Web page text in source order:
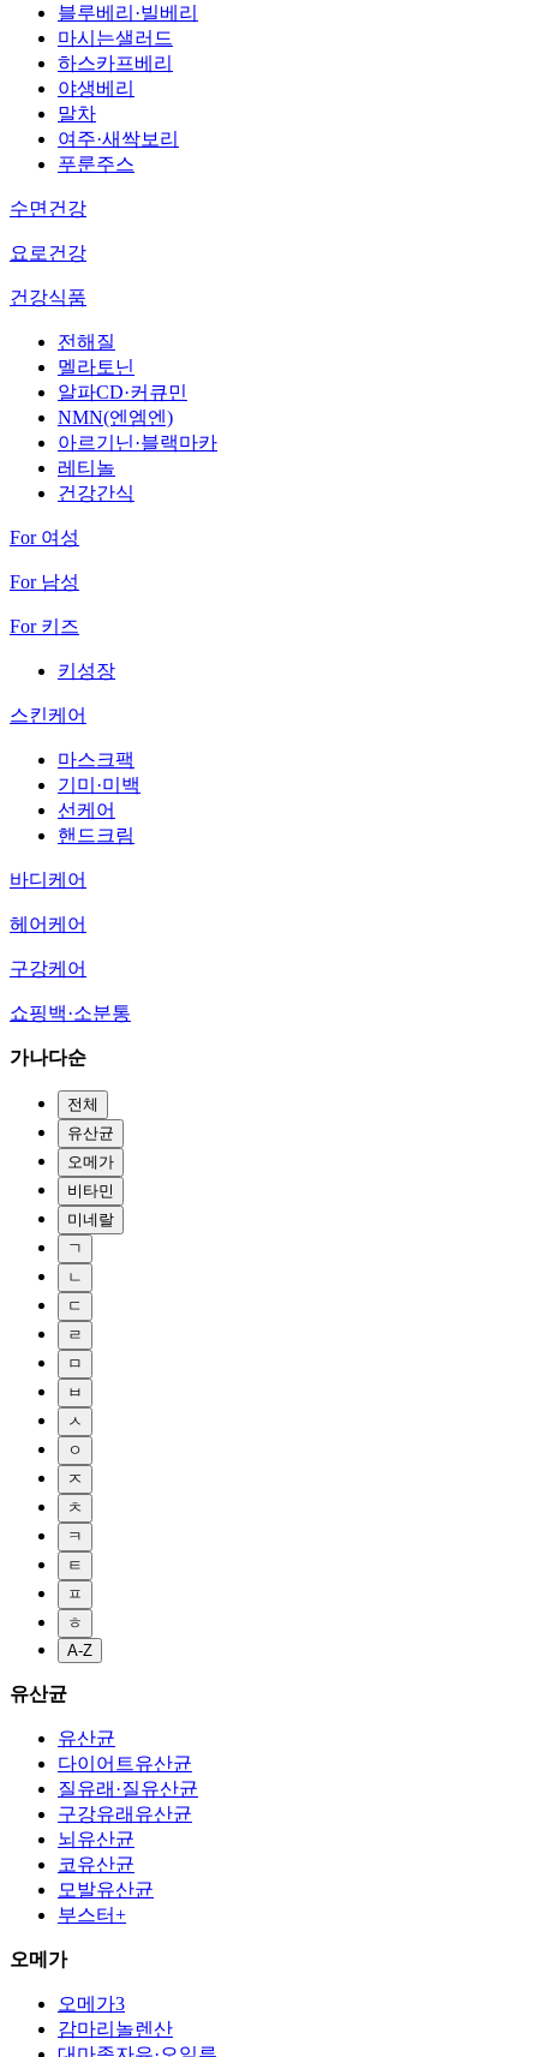
블루베리·빌베리
마시는샐러드
하스카프베리
야생베리
말차
여주·새싹보리
푸룬주스
수면건강
요로건강
건강식품
전해질
멜라토닌
알파CD·커큐민
NMN(엔엠엔)
아르기닌·블랙마카
레티놀
건강간식
For 여성
For 남성
For 키즈
키성장
스킨케어
마스크팩
기미·미백
선케어
핸드크림
바디케어
헤어케어
구강케어
쇼핑백·소분통
가나다순
전체
유산균
오메가
비타민
미네랄
ㄱ
ㄴ
ㄷ
ㄹ
ㅁ
ㅂ
ㅅ
ㅇ
ㅈ
ㅊ
ㅋ
ㅌ
ㅍ
ㅎ
A-Z
유산균
유산균
다이어트유산균
질유래·질유산균
구강유래유산균
뇌유산균
코유산균
모발유산균
부스터+
오메가
오메가3
감마리놀렌산